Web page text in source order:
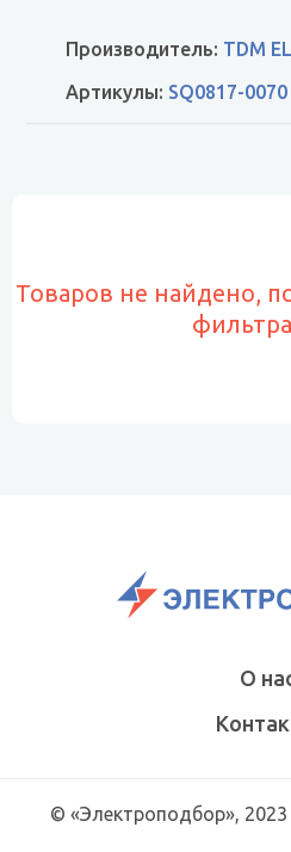
Производитель: TDM
Артикулы: SQ0817-0070
Товаров не найдено,
О
© «Электроподбор»,